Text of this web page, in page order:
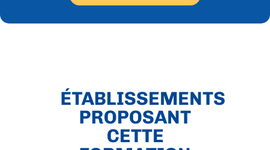
ÉTABLISSEMENTS
PROPOSANT
CETTE